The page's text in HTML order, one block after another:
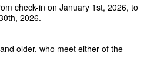
check-in on January 1st, 2026, to
2026.
older, who meet either of the